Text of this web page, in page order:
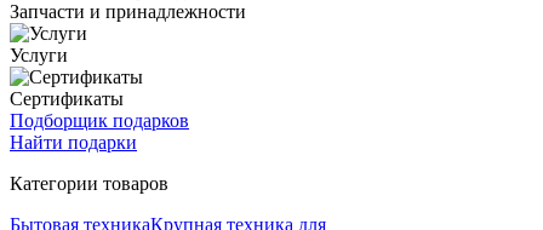
Запчасти и принадлежности
Услуги
Сертификаты
Подборщик подарков
Найти подарки
Категории товаров
Бытовая техникаКрупная техника для